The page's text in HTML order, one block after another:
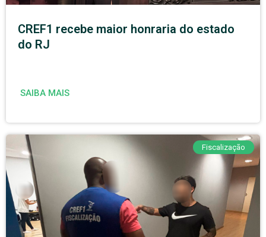
CREF1 recebe maior honraria do estado
do RJ
SAIBA MAIS
Fiscalização